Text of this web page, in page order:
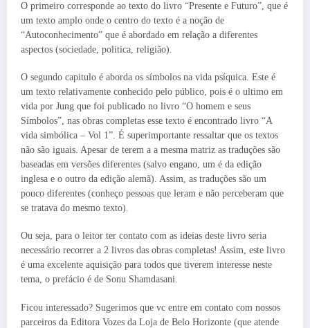
O primeiro corresponde ao texto do livro “Presente e Futuro”, que é
um texto amplo onde o centro do texto é a noção de
“Autoconhecimento” que é abordado em relação a diferentes
aspectos (sociedade, politica, religião).
O segundo capitulo é aborda os símbolos na vida psíquica. Este é
um texto relativamente conhecido pelo público, pois é o ultimo em
vida por Jung que foi publicado no livro “O homem e seus
Símbolos”, nas obras completas esse texto é encontrado livro “A
vida simbólica – Vol 1”. É superimportante ressaltar que os textos
não são iguais. Apesar de terem a a mesma matriz as traduções são
baseadas em versões diferentes (salvo engano, um é da edição
inglesa e o outro da edição alemã). Assim, as traduções são um
pouco diferentes (conheço pessoas que leram e não perceberam que
se tratava do mesmo texto).
Ou seja, para o leitor ter contato com as ideias deste livro seria
necessário recorrer a 2 livros das obras completas! Assim, este livro
é uma excelente aquisição para todos que tiverem interesse neste
tema, o prefácio é de Sonu Shamdasani.
Ficou interessado? Sugerimos que vc entre em contato com nossos
parceiros da Editora Vozes da Loja de Belo Horizonte (que atende